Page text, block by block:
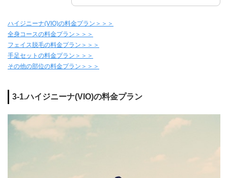
ハイジニーナ(VIO)の料金プラン＞＞＞
全身コースの料金プラン＞＞＞
フェイス脱毛の料金プラン＞＞＞
手足セットの料金プラン＞＞＞
その他の部位の料金プラン＞＞＞
3-1.ハイジニーナ(VIO)の料金プラン